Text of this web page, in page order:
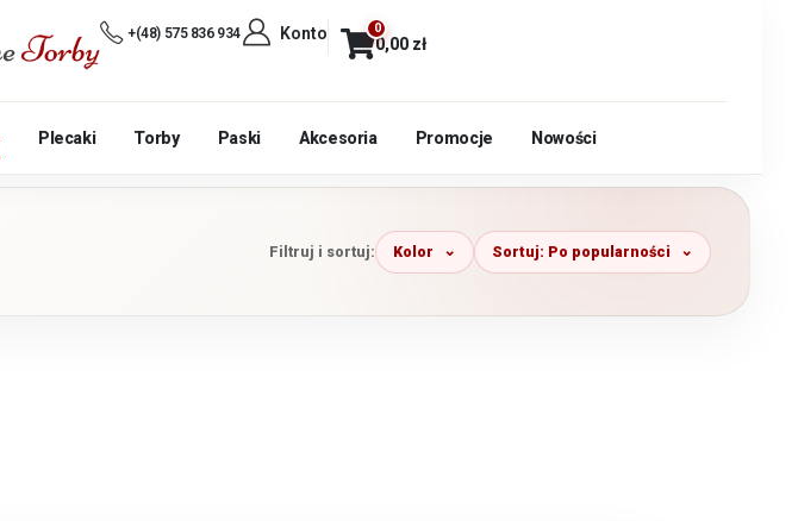
+(48) 575 836 934 Konto 0
0,00 zł
Plecaki Torby Paski Akcesoria Promocje Nowości
Filtruj i sortuj: Kolor Sortuj: Po popularności